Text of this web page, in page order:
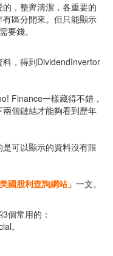
，整齊清潔，各重要的
區分開來。但只能顯示
要錢。
，得到DividendInvertor
Finance一樣藏得不錯，
個鏈結才能夠看到歷年
可以顯示的資料沒有限
國股利查詢網站」 一文。
個常用的：
。